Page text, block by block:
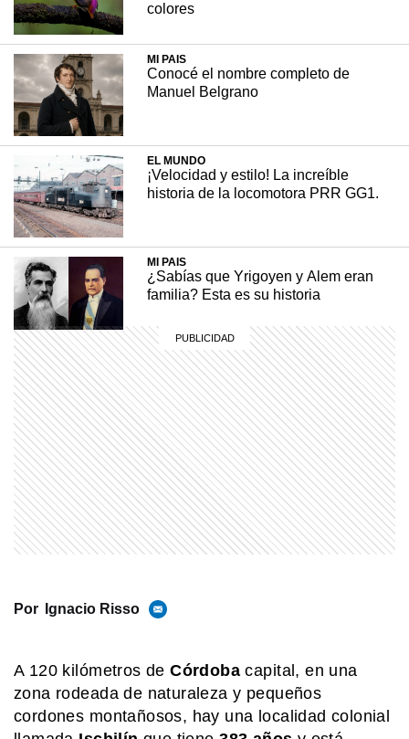
Se fundó en 1640 y hace 23 años reforzó su
estilo colonial, gracias al trabajo de familiares
de un artista oriundo de Francia que vivió en
el lugar.
+ INTERESANTE 25 mayo, 2023
Por Ignacio Risso
A 120 kilómetros deCórdobacapital, en una
zona rodeada de naturaleza y pequeños
cordones montañosos, hay una localidad colonial
colores
MI PAIS
Conocé el nombre completo de
Manuel Belgrano
EL MUNDO
¡Velocidad y estilo! La increíble
historia de la locomotora PRR GG1.
MI PAIS
¿Sabías que Yrigoyen y Alem eran
familia? Esta es su historia
MI PAIS
Revolución de Mayo: ¿Quiénes
fueron los integrantes de la Primera
Junta?
MI PAIS
Achupallas: la estación ferroviaria de
Buenos Aires que aún guarda su
historia
descendiente de italianos?
MI PAIS
Cementerio El Salvador: el histórico
sitio patrimonial de Rosario que
sorprende por su arte y su memoria